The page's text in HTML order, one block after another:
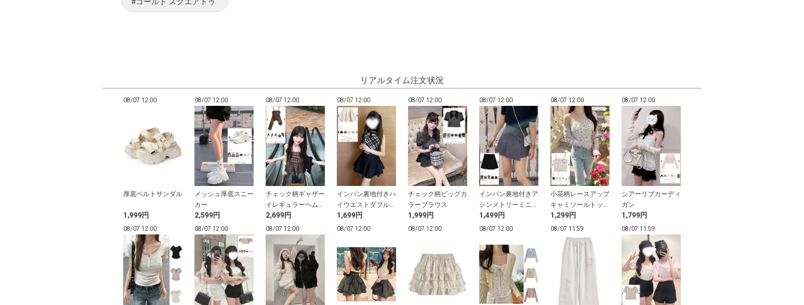
リアルタイム注文状況
08/07 12:00
厚底ベルトサンダル
1,999円
08/07 12:00
メッシュ厚底スニー
カー
2,599円
08/07 12:00
チェック柄ギャザー
イレギュラーヘムチ
ュニック
2,699円
08/07 12:00
インパン裏地付きハ
イウエストダブルフ
レアスカート
1,699円
08/07 12:00
チェック柄ビッグカ
ラーブラウス
1,999円
08/07 12:00
インパン裏地付きア
シンメトリーミニス
カート
1,499円
08/07 12:00
小花柄レースアップ
キャミソールトップ
ス
1,299円
08/07 12:00
シアーリブカーディ
ガン
1,799円
08/07 12:00 08/07 12:00 08/07 12:00 08/07 12:00 08/07 12:00 08/07 12:00 08/07 11:59 08/07 11:59